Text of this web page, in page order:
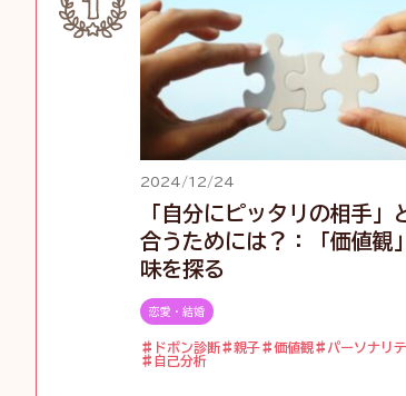
2024/12/24
「自分にピッタリの相手」
合うためには？：「価値観
味を探る
恋愛・結婚
ドボン診断 親子 価値観
パーソナリ
自己分析